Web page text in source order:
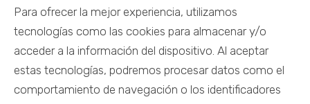
Para ofrecer la mejor experiencia, utilizamos
tecnologías como las cookies para almacenar y/o
acceder a la información del dispositivo. Al aceptar
estas tecnologías, podremos procesar datos como el
comportamiento de navegación o los identificadores
Material didáctico
Material audiovisual
Nuestras redes